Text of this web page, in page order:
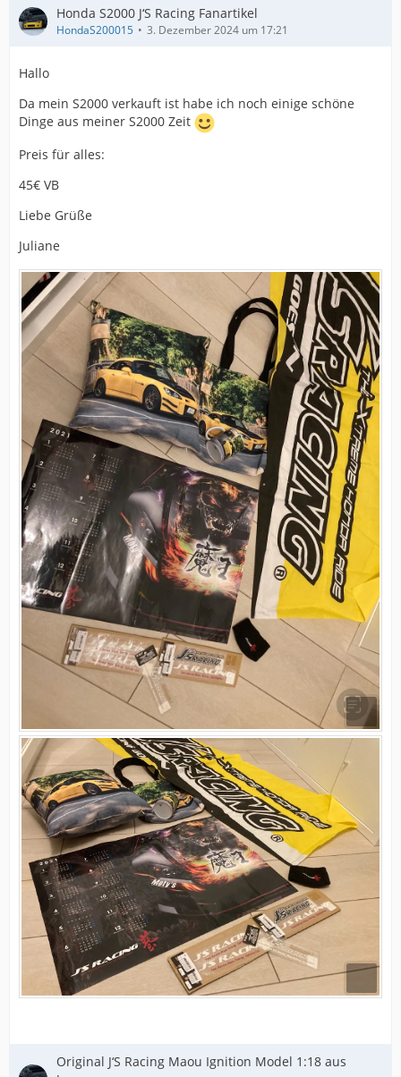
Honda S2000 J‘S Racing Fanartikel
HondaS200015 3. Dezember 2024 um 17:21
Hallo
Da mein S2000 verkauft ist habe ich noch einige schöne
Dinge aus meiner S2000 Zeit
Preis für alles:
45€ VB
Liebe Grüße
Juliane
Original J‘S Racing Maou Ignition Model 1:18 aus